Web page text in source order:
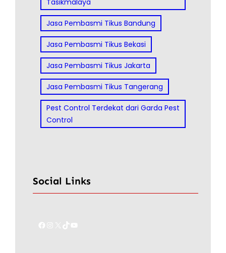
Jasa Pembasmi Tikus Bandung
Jasa Pembasmi Tikus Bekasi
Jasa Pembasmi Tikus Jakarta
Jasa Pembasmi Tikus Tangerang
Pest Control Terdekat dari Garda Pest
Control
Social Links
Facebook Instagram TikTok YouTube